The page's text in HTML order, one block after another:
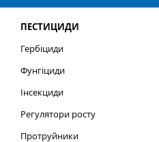
ПЕСТИЦИДИ
Гербіциди
Фунгіциди
Інсекциди
Регулятори росту
Протруйники